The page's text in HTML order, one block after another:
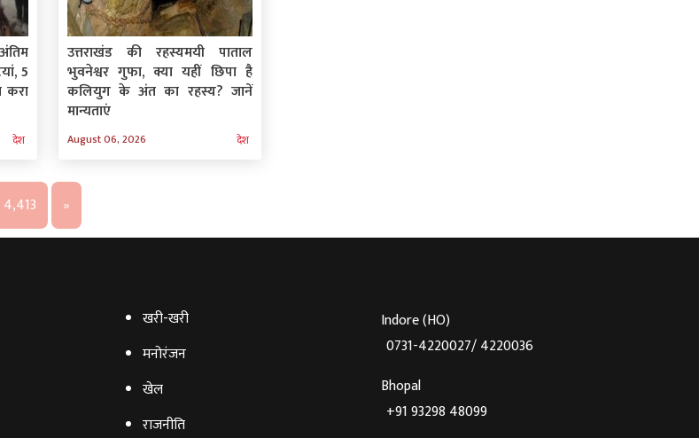
5
करा
देश
उत्तराखंड की रहस्यमयी पाताल
भुवनेश्वर गुफा, क्या यहीं छिपा है
कलियुग के अंत का रहस्य? जानें
मान्यताएं
August 06, 2026 देश
4,413 »
खरी-खरी
मनोरंजन
खेल
राजनीति
Indore (HO)
0731-4220027/ 4220036
Bhopal
+91 93298 48099